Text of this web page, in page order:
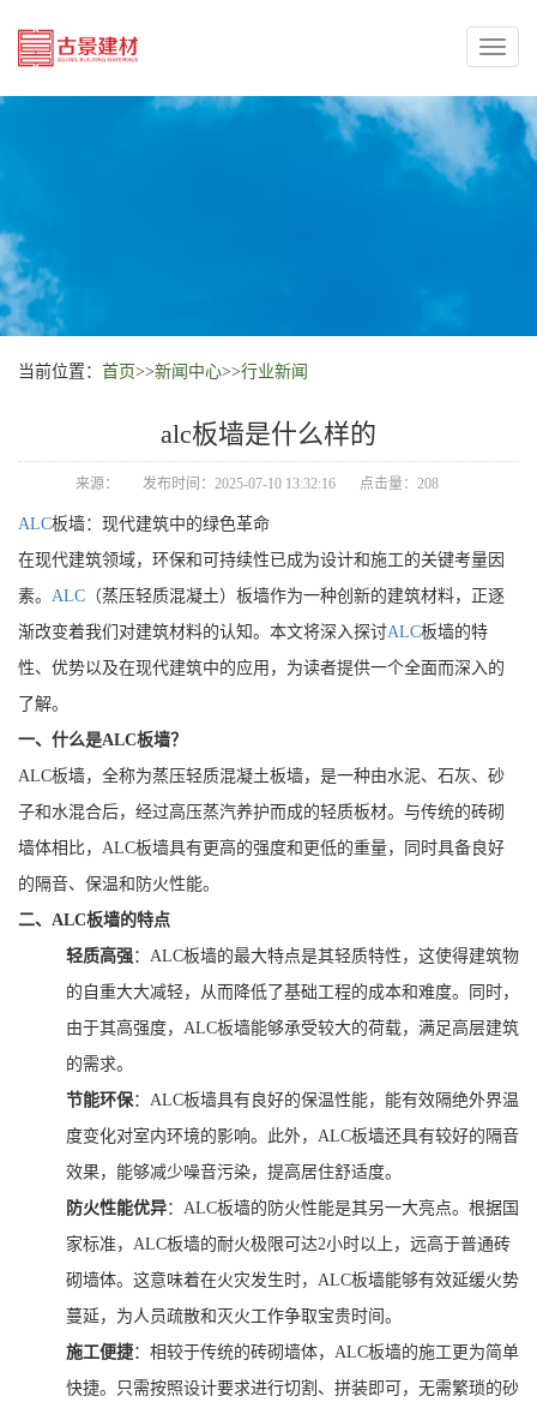
Toggle
当前位置： 首页>>新闻中心>>行业新闻
alc板墙是什么样的
来源： 发布时间：2025-07-10 13:32:16 点击量：208
ALC板墙：现代建筑中的绿色革命
在现代建筑领域，环保和可持续性已成为设计和施工的关键考量因
素。 ALC （蒸压轻质混凝土）板墙作为一种创新的建筑材料，正逐
渐改变着我们对建筑材料的认知。本文将深入探讨ALC板墙的特
性、优势以及在现代建筑中的应用，为读者提供一个全面而深入的
了解。
一、什么是ALC板墙？
ALC板墙，全称为蒸压轻质混凝土板墙，是一种由水泥、石灰、砂
子和水混合后，经过高压蒸汽养护而成的轻质板材。与传统的砖砌
墙体相比，ALC板墙具有更高的强度和更低的重量，同时具备良好
的隔音、保温和防火性能。
二、ALC板墙的特点
轻质高强：ALC板墙的最大特点是其轻质特性，这使得建筑物
的自重大大减轻，从而降低了基础工程的成本和难度。同时，
由于其高强度，ALC板墙能够承受较大的荷载，满足高层建筑
的需求。
节能环保：ALC板墙具有良好的保温性能，能有效隔绝外界温
度变化对室内环境的影响。此外，ALC板墙还具有较好的隔音
效果，能够减少噪音污染，提高居住舒适度。
防火性能优异：ALC板墙的防火性能是其另一大亮点。根据国
家标准，ALC板墙的耐火极限可达2小时以上，远高于普通砖
砌墙体。这意味着在火灾发生时，ALC板墙能够有效延缓火势
蔓延，为人员疏散和灭火工作争取宝贵时间。
施工便捷：相较于传统的砖砌墙体，ALC板墙的施工更为简单
快捷。只需按照设计要求进行切割、拼装即可，无需繁琐的砂